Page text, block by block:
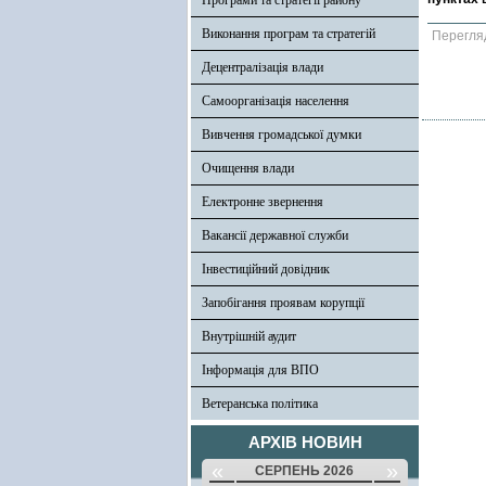
Виконання програм та стратегій
Децентралізація влади
Самоорганізація населення
Вивчення громадської думки
Очищення влади
Електронне звернення
Вакансії державної служби
Інвестиційний довідник
Запобігання проявам корупції
Внутрішній аудит
Інформація для ВПО
Ветеранська політика
АРХІВ НОВИН
« СЕРПЕНЬ 2026 »